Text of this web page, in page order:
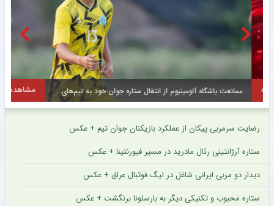
ممانعت باشگاه آلومینیوم از انتقال ستاره جوان خود به تیم‌های مدعی + عکس مشاهده
رضایت سرمربی پیکان از عملکرد بازیکنان جوان تیم + عکس
ستاره آرژانتینی رئال مادرید در مسیر فیورنتینا + عکس
دیدار دو مربی ایرانی شاغل در لیگ فوتبال عراق + عکس
ستاره محبوب و تکنیکی دیگر به بارسلونا برنگشت + عکس